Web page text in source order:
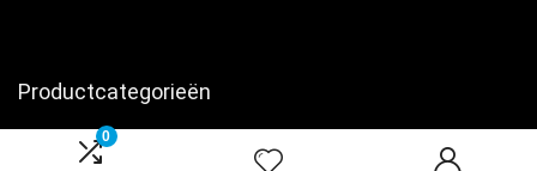
0
Productcategorieën
Mobiele telefoons zonder sim and ontgrendeld